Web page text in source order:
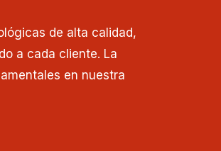
de alta calidad,
a cada cliente. La
en nuestra